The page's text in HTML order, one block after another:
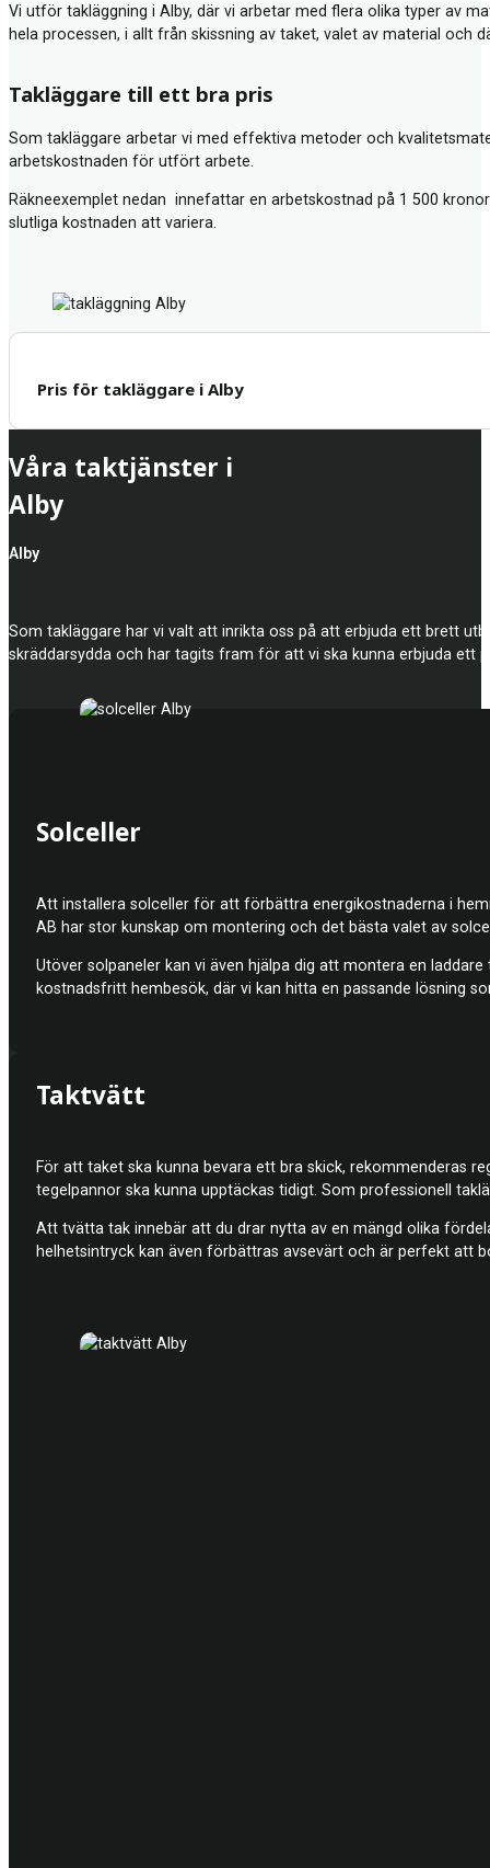
Vi utför takläggning i Alby, där vi arbetar med flera olika typer av
hela processen, i allt från skissning av taket, valet av material och
Takläggare till ett bra pris
Som takläggare arbetar vi med effektiva metoder och
arbetskostnaden för utfört arbete.
Räkneexemplet nedan innefattar en arbetskostnad på 1 500
slutliga kostnaden att variera.
Pris för takläggare i Alby
Våra taktjänster i
Alby
Alby
Som takläggare har vi valt att inrikta oss på att erbjuda ett brett
skräddarsydda och har tagits fram för att vi ska kunna erbjuda ett
Solceller
Att installera solceller för att förbättra energikostnaderna i
AB har stor kunskap om montering och det bästa valet av
Utöver solpaneler kan vi även hjälpa dig att montera en
kostnadsfritt hembesök, där vi kan hitta en passande lösning
Taktvätt
För att taket ska kunna bevara ett bra skick, rekommenderas
tegelpannor ska kunna upptäckas tidigt. Som professionell
Att tvätta tak innebär att du drar nytta av en mängd olika
helhetsintryck kan även förbättras avsevärt och är perfekt att